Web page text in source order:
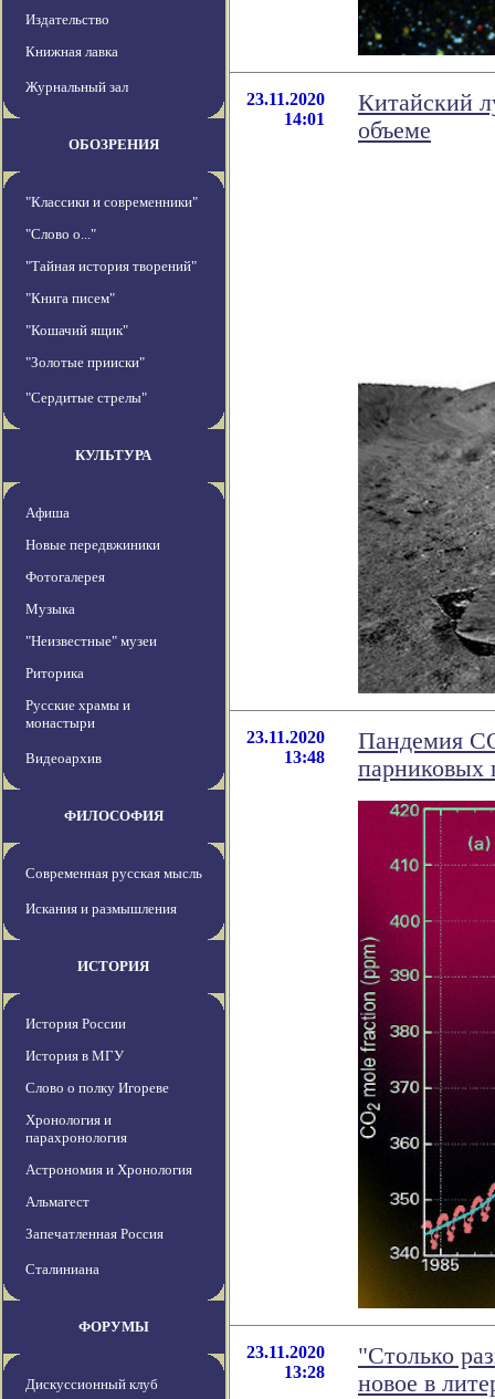
Издательство
Книжная лавка
Журнальный зал
ОБОЗРЕНИЯ
"Классики и современники"
"Слово о..."
"Тайная история творений"
"Книга писем"
"Кошачий ящик"
"Золотые прииски"
"Сердитые стрелы"
КУЛЬТУРА
Афиша
Новые передвжиники
Фотогалерея
Музыка
"Неизвестные" музеи
Риторика
Русские храмы и
монастыри
Видеоархив
ФИЛОСОФИЯ
Современная русская мысль
Искания и размышления
ИСТОРИЯ
История России
История в МГУ
Слово о полку Игореве
Хронология и
парахронология
Астрономия и Хронология
Альмагест
Запечатленная Россия
Сталиниана
ФОРУМЫ
Дискуссионный клуб
23.11.2020
14:01
Китайский
объеме
23.11.2020
13:48
Пандемия
парниковых
23.11.2020
13:28
"Столько
новое в